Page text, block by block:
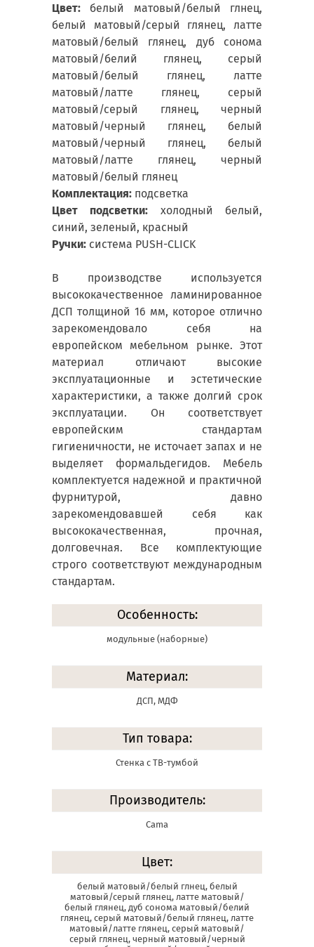
Цвет: белый матовый/белый глнец,
белый матовый/серый глянец, латте
матовый/белый глянец, дуб сонома
матовый/белий глянец, серый
матовый/белый глянец, латте
матовый/латте глянец, серый
матовый/серый глянец, черный
матовый/черный глянец, белый
матовый/черный глянец, белый
матовый/латте глянец, черный
матовый/белый глянец
Комплектация: подсветка
Цвет подсветки: холодный белый,
синий, зеленый, красный
Ручки: система PUSH-CLICK
В производстве используется
высококачественное ламинированное
ДСП толщиной 16 мм, которое отлично
зарекомендовало себя на
европейском мебельном рынке. Этот
материал отличают высокие
эксплуатационные и эстетические
характеристики, а также долгий срок
эксплуатации. Он соответствует
европейским стандартам
гигиеничности, не источает запах и не
выделяет формальдегидов. Мебель
комплектуется надежной и практичной
фурнитурой, давно
зарекомендовавшей себя как
высококачественная, прочная,
долговечная. Все комплектующие
строго соответствуют международным
стандартам.
Особенность:
модульные (наборные)
Материал:
ДСП, МДФ
Тип товара:
Стенка с ТВ-тумбой
Производитель:
Cama
Цвет:
белый матовый/белый глнец, белый
матовый/серый глянец, латте матовый/
белый глянец, дуб сонома матовый/белий
глянец, серый матовый/белый глянец, латте
матовый/латте глянец, серый матовый/
серый глянец, черный матовый/черный